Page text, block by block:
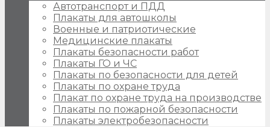
Автотранспорт и ПДД
Плакаты для автошколы
Военные и патриотические
Медицинские плакаты
Плакаты безопасности работ
Плакаты ГО и ЧС
Плакаты по безопасности для детей
Плакаты по охране труда
Плакат по охране труда на производстве
Плакаты по пожарной безопасности
Плакаты электробезопасности